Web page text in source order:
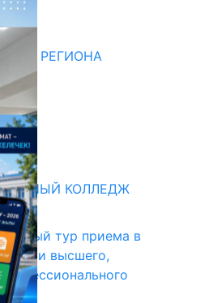
РЕГИОНА
КОЛЛЕДЖ
тур приема в
высшего,